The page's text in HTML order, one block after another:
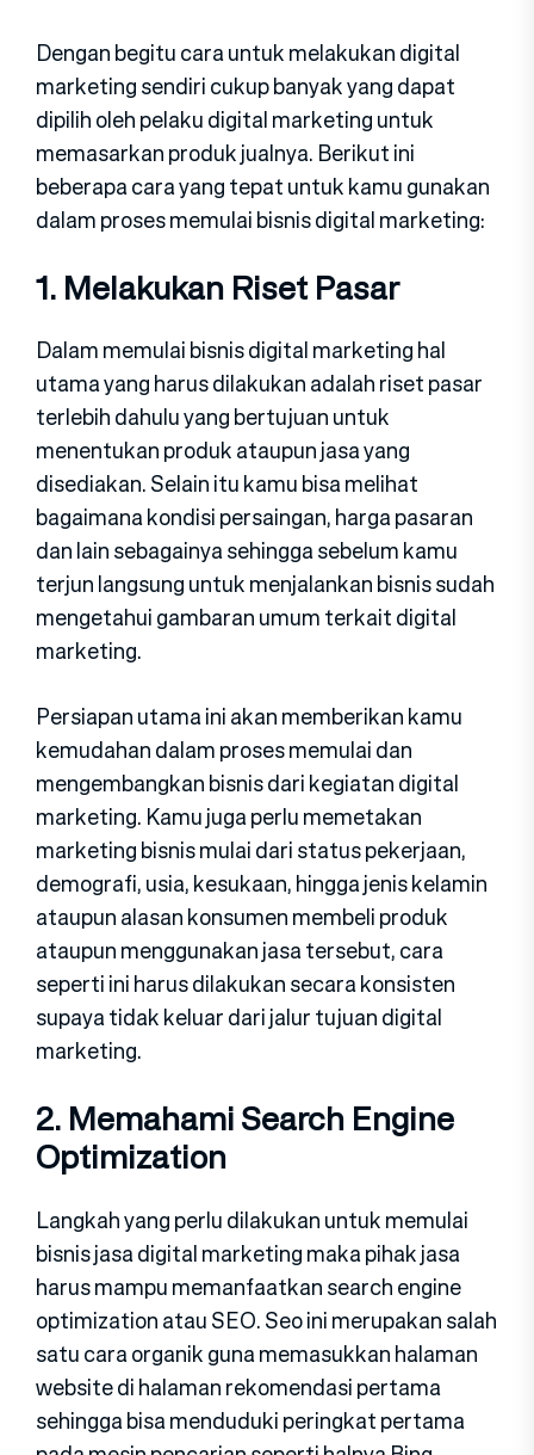
Dengan begitu cara untuk melakukan digital
marketing sendiri cukup banyak yang dapat
dipilih oleh pelaku digital marketing untuk
memasarkan produk jualnya. Berikut ini
beberapa cara yang tepat untuk kamu gunakan
dalam proses memulai bisnis digital marketing:
1. Melakukan Riset Pasar
Dalam memulai bisnis digital marketing hal
utama yang harus dilakukan adalah riset pasar
terlebih dahulu yang bertujuan untuk
menentukan produk ataupun jasa yang
disediakan. Selain itu kamu bisa melihat
bagaimana kondisi persaingan, harga pasaran
dan lain sebagainya sehingga sebelum kamu
terjun langsung untuk menjalankan bisnis sudah
mengetahui gambaran umum terkait digital
marketing.
Persiapan utama ini akan memberikan kamu
kemudahan dalam proses memulai dan
mengembangkan bisnis dari kegiatan digital
marketing. Kamu juga perlu memetakan
marketing bisnis mulai dari status pekerjaan,
demografi, usia, kesukaan, hingga jenis kelamin
ataupun alasan konsumen membeli produk
ataupun menggunakan jasa tersebut, cara
seperti ini harus dilakukan secara konsisten
supaya tidak keluar dari jalur tujuan digital
marketing.
2. Memahami Search Engine
Optimization
Langkah yang perlu dilakukan untuk memulai
bisnis jasa digital marketing maka pihak jasa
harus mampu memanfaatkan search engine
optimization atau SEO. Seo ini merupakan salah
satu cara organik guna memasukkan halaman
website di halaman rekomendasi pertama
sehingga bisa menduduki peringkat pertama